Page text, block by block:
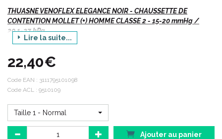
THUASNE VENOFLEX ELEGANCE NOIR - CHAUSSETTE DE
CONTENTION MOLLET (+) HOMME CLASSE 2 - 15-20 mmHg /
20.1-27 hPa
Si vous commandez, n' oubliez pas de préciser :
Votre TAILLE.
La hauteur ou le codeACL/ EAN
Lire la suite...
22,40€
Code EAN : 3111795101098
Code ACL : 9510109
Taille 1 - Normal
Ajouter au panier